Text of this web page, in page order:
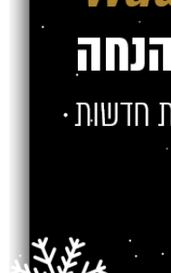
Older